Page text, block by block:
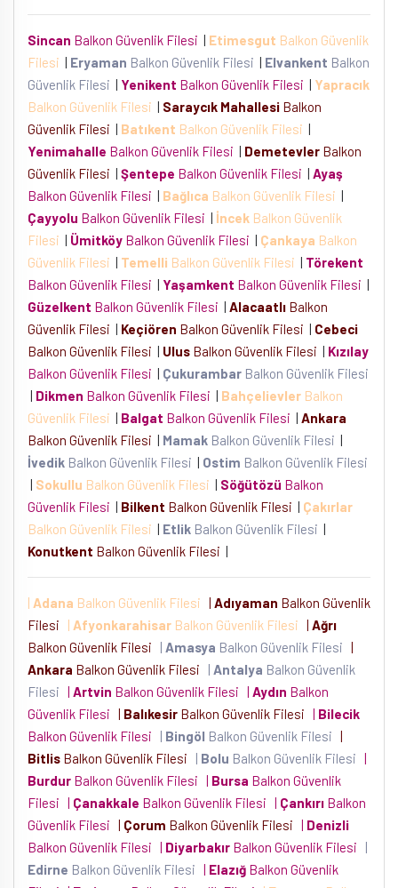
Sincan Balkon Güvenlik Filesi | Etimesgut Balkon Güvenlik
Filesi | Eryaman Balkon Güvenlik Filesi | Elvankent Balkon
Güvenlik Filesi | Yenikent Balkon Güvenlik Filesi | Yapracık
Balkon Güvenlik Filesi | Saraycık Mahallesi Balkon
Güvenlik Filesi | Batıkent Balkon Güvenlik Filesi |
Yenimahalle Balkon Güvenlik Filesi | Demetevler Balkon
Güvenlik Filesi | Şentepe Balkon Güvenlik Filesi | Ayaş
Balkon Güvenlik Filesi | Bağlıca Balkon Güvenlik Filesi |
Çayyolu Balkon Güvenlik Filesi | İncek Balkon Güvenlik
Filesi | Ümitköy Balkon Güvenlik Filesi | Çankaya Balkon
Güvenlik Filesi | Temelli Balkon Güvenlik Filesi | Törekent
Balkon Güvenlik Filesi | Yaşamkent Balkon Güvenlik Filesi |
Güzelkent Balkon Güvenlik Filesi | Alacaatlı Balkon
Güvenlik Filesi | Keçiören Balkon Güvenlik Filesi | Cebeci
Balkon Güvenlik Filesi | Ulus Balkon Güvenlik Filesi | Kızılay
Balkon Güvenlik Filesi | Çukurambar Balkon Güvenlik Filesi
| Dikmen Balkon Güvenlik Filesi | Bahçelievler Balkon
Güvenlik Filesi | Balgat Balkon Güvenlik Filesi | Ankara
Balkon Güvenlik Filesi | Mamak Balkon Güvenlik Filesi |
İvedik Balkon Güvenlik Filesi | Ostim Balkon Güvenlik Filesi
| Sokullu Balkon Güvenlik Filesi | Söğütözü Balkon
Güvenlik Filesi | Bilkent Balkon Güvenlik Filesi | Çakırlar
Balkon Güvenlik Filesi | Etlik Balkon Güvenlik Filesi |
Konutkent Balkon Güvenlik Filesi |
| Adana Balkon Güvenlik Filesi | Adıyaman Balkon Güvenlik
Filesi
| Afyonkarahisar Balkon Güvenlik Filesi | Ağrı
Balkon Güvenlik Filesi
| Amasya Balkon Güvenlik Filesi |
Ankara Balkon Güvenlik Filesi | Antalya Balkon Güvenlik
Filesi | Artvin Balkon Güvenlik Filesi | Aydın Balkon
Güvenlik Filesi | Balıkesir Balkon Güvenlik Filesi | Bilecik
Balkon Güvenlik Filesi
| Bingöl Balkon Güvenlik Filesi |
Bitlis Balkon Güvenlik Filesi | Bolu Balkon Güvenlik Filesi |
Burdur Balkon Güvenlik Filesi | Bursa Balkon Güvenlik
Filesi | Çanakkale Balkon Güvenlik Filesi | Çankırı Balkon
Güvenlik Filesi | Çorum Balkon Güvenlik Filesi | Denizli
Balkon Güvenlik Filesi | Diyarbakır Balkon Güvenlik Filesi
|
Edirne Balkon Güvenlik Filesi | Elazığ Balkon Güvenlik